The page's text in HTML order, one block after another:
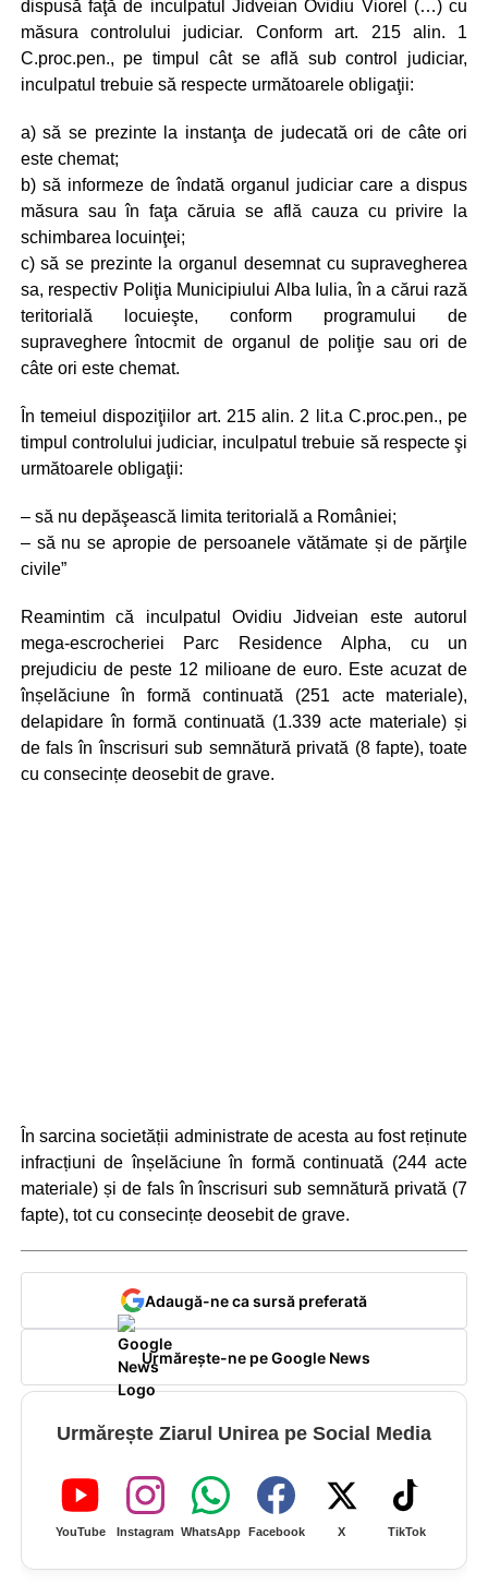
dispusă faţă de inculpatul Jidveian Ovidiu Viorel (…) cu
măsura controlului judiciar. Conform art. 215 alin. 1
C.proc.pen., pe timpul cât se află sub control judiciar,
inculpatul trebuie să respecte următoarele obligaţii:
a) să se prezinte la instanţa de judecată ori de câte ori
este chemat;
b) să informeze de îndată organul judiciar care a dispus
măsura sau în faţa căruia se află cauza cu privire la
schimbarea locuinţei;
c) să se prezinte la organul desemnat cu supravegherea
sa, respectiv Poliţia Municipiului Alba Iulia, în a cărui rază
teritorială locuieşte, conform programului de
supraveghere întocmit de organul de poliţie sau ori de
câte ori este chemat.
În temeiul dispoziţiilor art. 215 alin. 2 lit.a C.proc.pen., pe
timpul controlului judiciar, inculpatul trebuie să respecte şi
următoarele obligaţii:
– să nu depăşească limita teritorială a României;
– să nu se apropie de persoanele vătămate și de părţile
civile”
Reamintim că inculpatul Ovidiu Jidveian este autorul
mega-escrocheriei Parc Residence Alpha, cu un
prejudiciu de peste 12 milioane de euro. Este acuzat de
înșelăciune în formă continuată (251 acte materiale),
delapidare în formă continuată (1.339 acte materiale) și
de fals în înscrisuri sub semnătură privată (8 fapte), toate
cu consecințe deosebit de grave.
În sarcina societății administrate de acesta au fost reținute
infracțiuni de înșelăciune în formă continuată (244 acte
materiale) și de fals în înscrisuri sub semnătură privată (7
fapte), tot cu consecințe deosebit de grave.
Adaugă-ne ca sursă preferată
Urmărește-ne pe Google News
Urmărește Ziarul Unirea pe Social Media
YouTube Instagram WhatsApp Facebook X TikTok